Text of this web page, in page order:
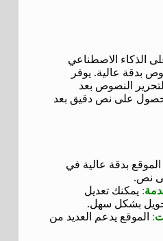
الذكاء الاصطناعي
بدقة عالية. يوفر
النصوص بعد
على نص دقيق بعد
الموقع بدقة عالية في
نص.
: يمكنك تعديل
بشكل سهل.
: الموقع يدعم العديد من